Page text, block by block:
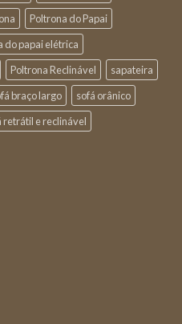
Poltrona do Papai
do papai elétrica
Poltrona Reclinável
sapateira
braço largo
sofá orânico
retrátil e reclinável